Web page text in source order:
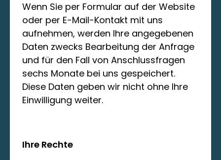
Wenn Sie per Formular auf der Website
oder per E-Mail-Kontakt mit uns
aufnehmen, werden Ihre angegebenen
Daten zwecks Bearbeitung der Anfrage
und für den Fall von Anschlussfragen
sechs Monate bei uns gespeichert.
Diese Daten geben wir nicht ohne Ihre
Einwilligung weiter.
Ihre Rechte